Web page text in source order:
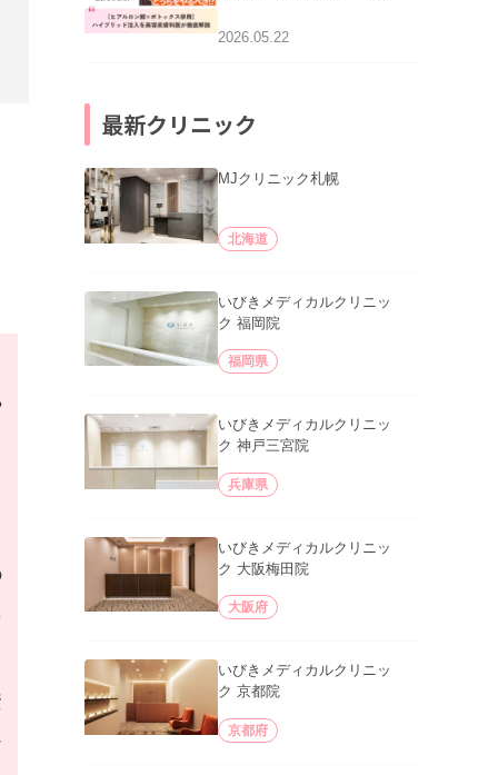
用】ハイブリッド注入を美
2026.05.22
最新クリニック
MJクリニック札幌
北海道
いびきメディカルクリニッ
ク 福岡院
福岡県
いびきメディカルクリニッ
ク 神戸三宮院
兵庫県
いびきメディカルクリニッ
ク 大阪梅田院
大阪府
いびきメディカルクリニッ
ク 京都院
京都府